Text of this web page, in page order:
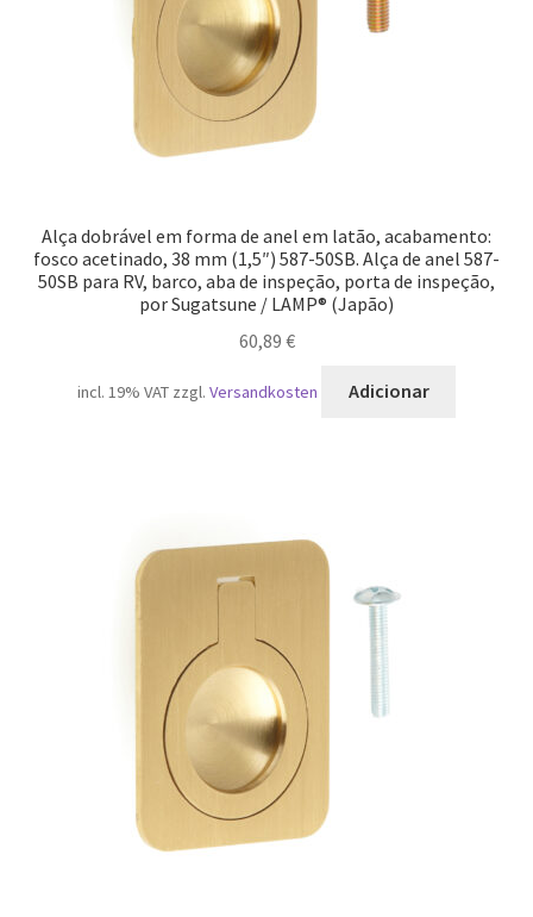
Alça dobrável em forma de anel em latão, acabamento:
fosco acetinado, 38 mm (1,5″) 587-50SB. Alça de anel 587-
50SB para RV, barco, aba de inspeção, porta de inspeção,
por Sugatsune / LAMP® (Japão)
60,89 €
incl. 19% VAT zzgl. Versandkosten Adicionar